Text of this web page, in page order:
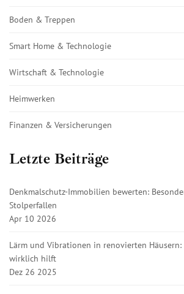
Boden & Treppen
Smart Home & Technologie
Wirtschaft & Technologie
Heimwerken
Finanzen & Versicherungen
Letzte Beiträge
Denkmalschutz-Immobilien bewerten:
Stolperfallen
Apr 10 2026
Lärm und Vibrationen in renovierten Häusern:
wirklich hilft
Dez 26 2025